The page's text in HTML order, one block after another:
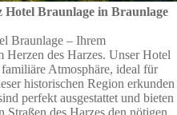
Hotel Braunlage in Braunlage
Braunlage – Ihrem
des Harzes. Unser Hotel
Atmosphäre, ideal für
historischen Region erkunden
perfekt ausgestattet und bieten
Straßen des Harzes den nötigen